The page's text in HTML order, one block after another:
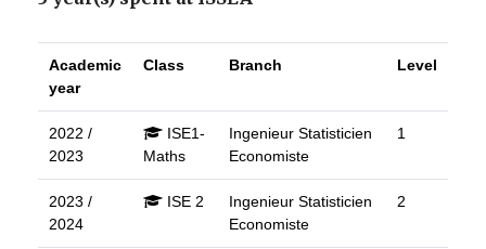
Academic
year
Class Branch Level
2022 /
2023
ISE1-
Maths
Ingenieur Statisticien
Economiste
1
2023 /
2024
ISE 2
Ingenieur Statisticien
Economiste
2